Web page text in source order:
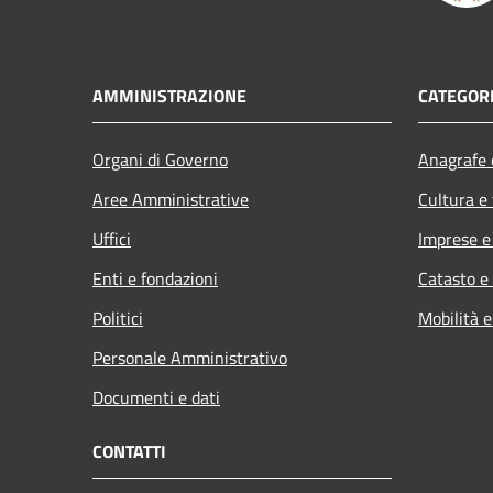
AMMINISTRAZIONE
Organi di Governo
Aree Amministrative
Uffici
Enti e fondazioni
Politici
Personale Amministrativo
Documenti e dati
Cultura
Imprese
Catasto
Mobilità
CONTATTI